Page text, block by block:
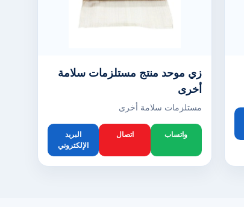
زي موحد منتج مستلزمات سلامة
أخرى
مستلزمات سلامة أخرى
واتساب اتصال
البريد
الإلكتروني